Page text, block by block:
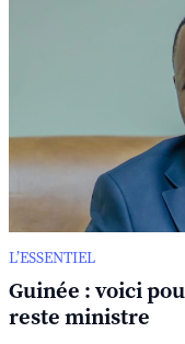
L’ESSENTIEL
Guinée : voici
reste ministre